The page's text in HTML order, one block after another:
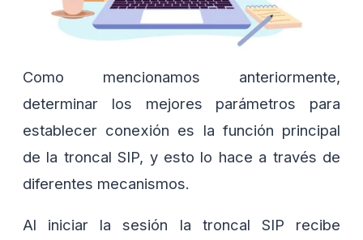
Como mencionamos anteriormente,
determinar los mejores parámetros para
establecer conexión es la función principal
de la troncal SIP, y esto lo hace a través de
diferentes mecanismos.
Al iniciar la sesión la troncal SIP recibe